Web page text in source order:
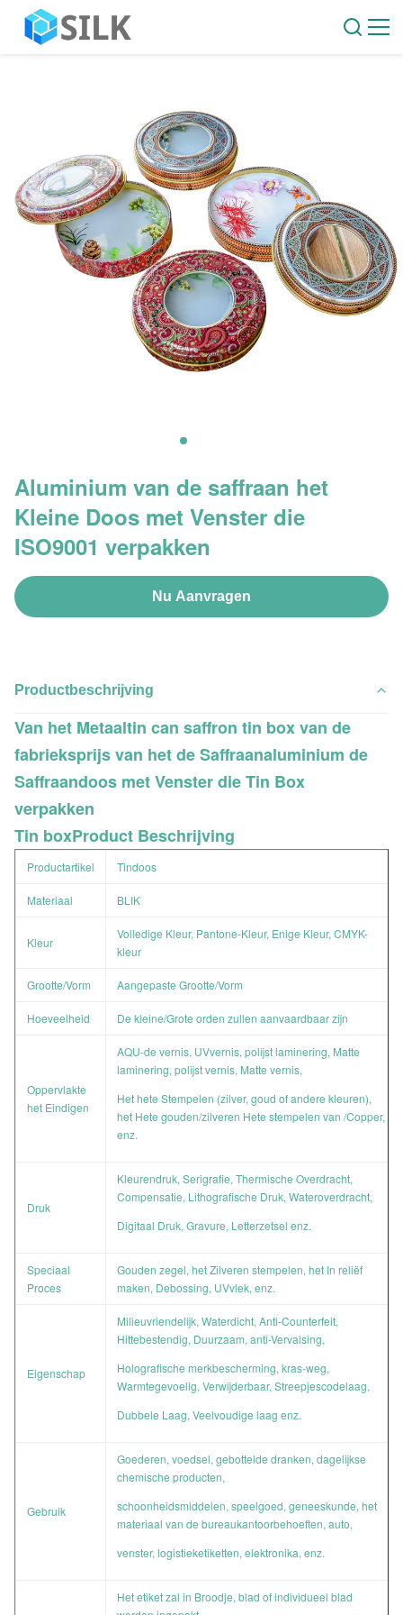
Aluminium van de saffraan het
Kleine Doos met Venster die
ISO9001 verpakken
Nu Aanvragen
Productbeschrijving
Van het Metaaltin can saffron tin box van de
fabrieksprijs van het de Saffraanaluminium de
Saffraandoos met Venster die Tin Box
verpakken
Tin boxProduct Beschrijving
Productartikel Tindoos
Materiaal BLIK
Kleur
Volledige Kleur, Pantone-Kleur, Enige Kleur, CMYK-
kleur
Grootte/Vorm Aangepaste Grootte/Vorm
Hoeveelheid De kleine/Grote orden zullen aanvaardbaar zijn
Oppervlakte
het Eindigen
AQU-de vernis, UVvernis, polijst laminering, Matte
laminering, polijst vernis, Matte vernis,
Het hete Stempelen (zilver, goud of andere kleuren),
het Hete gouden/zilveren Hete stempelen van /Copper,
enz.
Druk
Kleurendruk, Serigrafie, Thermische Overdracht,
Compensatie, Lithografische Druk, Wateroverdracht,
Digitaal Druk, Gravure, Letterzetsel enz.
Speciaal
Proces
Gouden zegel, het Zilveren stempelen, het In reliëf
maken, Debossing, UVvlek, enz.
Eigenschap
Milieuvriendelijk, Waterdicht, Anti-Counterfeit,
Hittebestendig, Duurzaam, anti-Vervalsing,
Holografische merkbescherming, kras-weg,
Warmtegevoelig, Verwijderbaar, Streepjescodelaag,
Dubbele Laag, Veelvoudige laag enz.
Gebruik
Goederen, voedsel, gebottelde dranken, dagelijkse
chemische producten,
schoonheidsmiddelen, speelgoed, geneeskunde, het
materiaal van de bureaukantoorbehoeften, auto,
venster, logistieketiketten, elektronika, enz.
Het etiket zal in Broodje, blad of individueel blad